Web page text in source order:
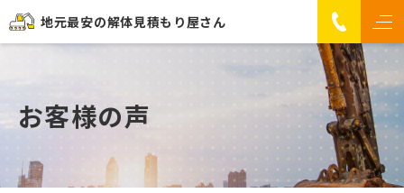
地元最安の解体見積もり屋さん
お客様の声